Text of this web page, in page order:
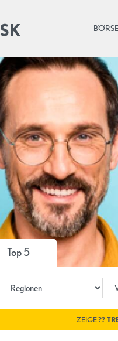
Top 5
ZEIGE??